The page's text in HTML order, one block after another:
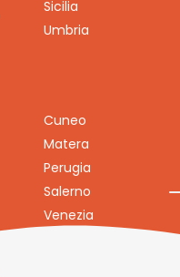
Sicilia
Umbria
Cuneo
Matera
Perugia
Salerno
Venezia